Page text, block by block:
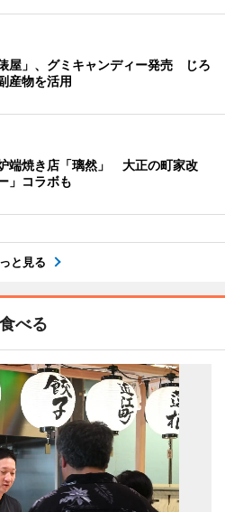
屋」、グミキャンディー発売 じろ
産物を活用
端焼き店「璃然」 大正の町家改
」コラボも
と見る
食べる